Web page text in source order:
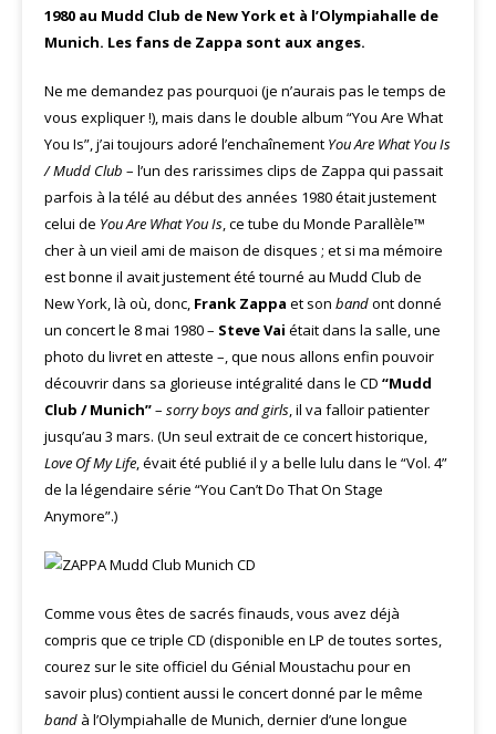
1980 au Mudd Club de New York et à l’Olympiahalle de
Munich. Les fans de Zappa sont aux anges.
Ne me demandez pas pourquoi (je n’aurais pas le temps de
vous expliquer !), mais dans le double album “You Are What
You Is”, j’ai toujours adoré l’enchaînement You Are What You Is
/ Mudd Club – l’un des rarissimes clips de Zappa qui passait
parfois à la télé au début des années 1980 était justement
celui de You Are What You Is, ce tube du Monde Parallèle™
cher à un vieil ami de maison de disques ; et si ma mémoire
est bonne il avait justement été tourné au Mudd Club de
New York, là où, donc, Frank Zappa et son bandont donné
un concert le 8 mai 1980 – Steve Vai était dans la salle, une
photo du livret en atteste –, que nous allons enfin pouvoir
découvrir dans sa glorieuse intégralité dans le CD “Mudd
Club / Munich”– sorry boys and girls, il va falloir patienter
jusqu’au 3 mars. (Un seul extrait de ce concert historique,
Love Of My Life, évait été publié il y a belle lulu dans le “Vol. 4”
de la légendaire série “You Can’t Do That On Stage
Anymore”.)
Comme vous êtes de sacrés finauds, vous avez déjà
compris que ce triple CD (disponible en LP de toutes sortes,
courez sur le site officiel du Génial Moustachu pour en
savoir plus) contient aussi le concert donné par le même
band à l’Olympiahalle de Munich, dernier d’une longue